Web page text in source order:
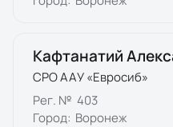
Кафтанатий
СРО ААУ «Евросиб»
Рег. № 403
Город: Воронеж